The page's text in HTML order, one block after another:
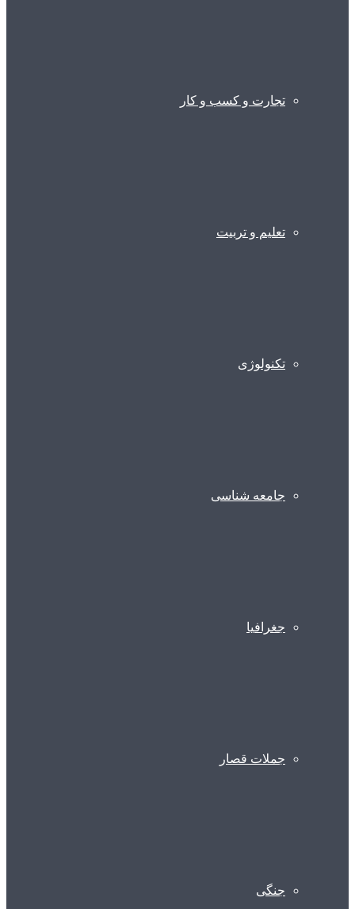
تجارت و کسب و کار
تعلیم و تربیت
تکنولوژی
جامعه شناسی
جغرافیا
جملات قصار
جنگی